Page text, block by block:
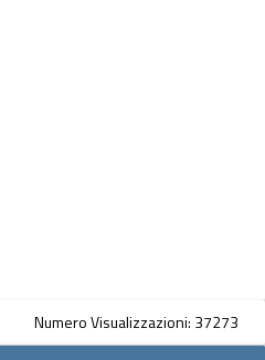
Numero Visualizzazioni: 37273